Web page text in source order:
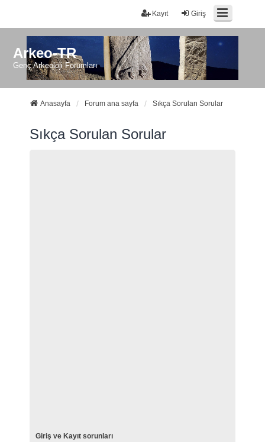
Giriş
Kayıt
Arkeo-TR
Genç Arkeoloji Forumları
Anasayfa Forum ana sayfa Sıkça Sorulan Sorular
Sıkça Sorulan Sorular
Giriş ve Kayıt sorunları